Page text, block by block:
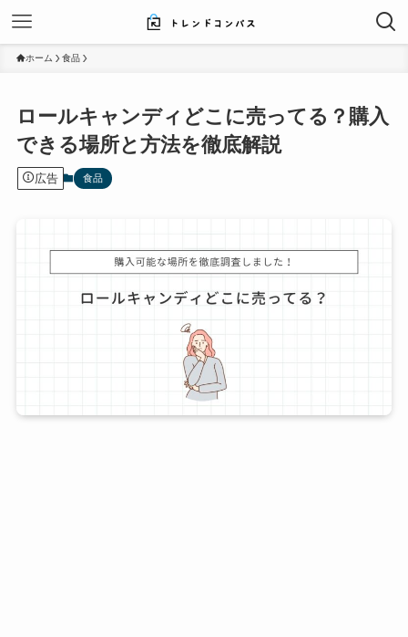
ホーム 食品
ロールキャンディどこに売ってる？購入
できる場所と方法を徹底解説
広告 食品